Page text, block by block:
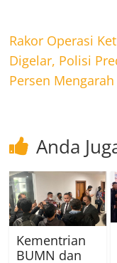
Rakor Operasi
Digelar, Polisi
Persen Mengarah
Anda
Kementrian
BUMN dan